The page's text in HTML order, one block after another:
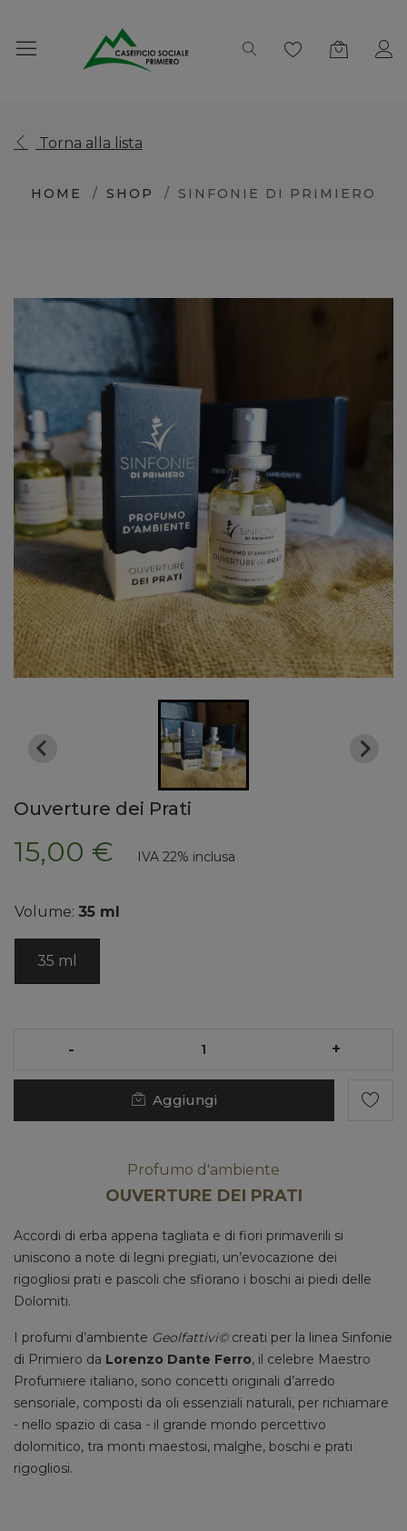
Torna alla lista
HOME SHOP SINFONIE DI PRIMIERO
Ouverture dei Prati
15,00 € IVA 22% inclusa
Volume: 35 ml
35 ml
- +
Aggiungi
Profumo d'ambiente
OUVERTURE DEI PRATI
Accordi di erba appena tagliata e di fiori primaverili si
uniscono a note di legni pregiati, un’evocazione dei
rigogliosi prati e pascoli che sfiorano i boschi ai piedi delle
Dolomiti.
I profumi d’ambiente Geolfattivi©creati per la linea Sinfonie
di Primiero da Lorenzo Dante Ferro, il celebre Maestro
Profumiere italiano, sono concetti originali d’arredo
sensoriale, composti da oli essenziali naturali, per richiamare
- nello spazio di casa - il grande mondo percettivo
dolomitico, tra monti maestosi, malghe, boschi e prati
rigogliosi.